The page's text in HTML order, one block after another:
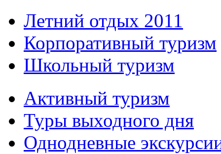
Летний отдых 2011
Корпоративный туризм
Школьный туризм
Активный туризм
Туры выходного дня
Однодневные